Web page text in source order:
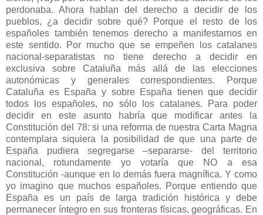
perdonaba. Ahora hablan del derecho a decidir de los
pueblos, ¿a decidir sobre qué? Porque el resto de los
españoles también tenemos derecho a manifestarnos en
este sentido. Por mucho que se empeñen los catalanes
nacional-separatistas no tiene derecho a decidir en
exclusiva sobre Cataluña más allá de las elecciones
autonómicas y generales correspondientes. Porque
Cataluña es España y sobre España tienen que decidir
todos los españoles, no sólo los catalanes. Para poder
decidir en este asunto habría que modificar antes la
Constitución del 78: si una reforma de nuestra Carta Magna
contemplara siquiera la posibilidad de que una parte de
España pudiera segregarse –separarse- del territorio
nacional, rotundamente yo votaría que NO a esa
Constitución -aunque en lo demás fuera magnífica. Y como
yo imagino que muchos españoles. Porque entiendo que
España es un país de larga tradición histórica y debe
permanecer íntegro en sus fronteras físicas, geográficas. En